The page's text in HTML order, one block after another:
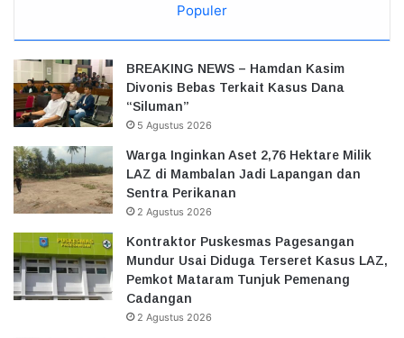
Populer
BREAKING NEWS – Hamdan Kasim
Divonis Bebas Terkait Kasus Dana
“Siluman”
5 Agustus 2026
Warga Inginkan Aset 2,76 Hektare Milik
LAZ di Mambalan Jadi Lapangan dan
Sentra Perikanan
2 Agustus 2026
Kontraktor Puskesmas Pagesangan
Mundur Usai Diduga Terseret Kasus LAZ,
Pemkot Mataram Tunjuk Pemenang
Cadangan
2 Agustus 2026